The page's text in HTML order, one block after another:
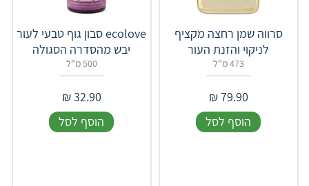
סרווה שמן רחצה מקציף
לניקוי והזנת העור
473 מ"ל
79.90
₪
הוסף לסל
‎ecolove סבון גוף טבעי לעור
יבש מהסדרה הסגולה
500 מ"ל
32.90
₪
הוסף לסל